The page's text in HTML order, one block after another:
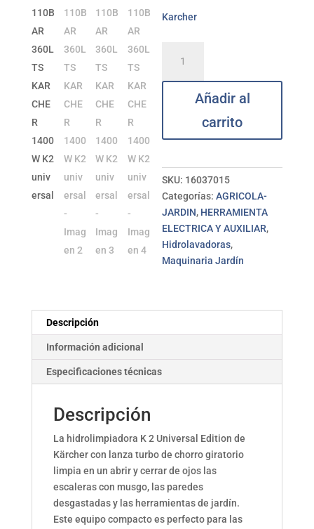
Karcher
110BAR
360LTS
KARCHERAñadir al
carrito
SKU: 16037015
Categorías:AGRICOLA-
JARDIN, HERRAMIENTA
ELECTRICA Y AUXILIAR,
Hidrolavadoras,
Maquinaria Jardín
Descripción
Información adicional
Especificaciones técnicas
Descripción
La hidrolimpiadora K 2 Universal Edition de
Kärcher con lanza turbo de chorro giratorio
limpia en un abrir y cerrar de ojos las
escaleras con musgo, las paredes
desgastadas y las herramientas de jardín.
Este equipo compacto es perfecto para las